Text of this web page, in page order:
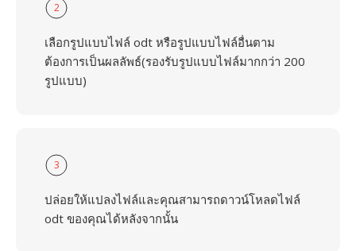
2
เลือกรูปแบบไฟล์ odt หรือรูปแบบไฟล์อื่นตาม
ต้องการเป็นผลลัพธ์(รองรับรูปแบบไฟล์มากกว่า 200
รูปแบบ)
3
ปล่อยให้แปลงไฟล์และคุณสามารถดาวน์โหลดไฟล์
odt ของคุณได้หลังจากนั้น